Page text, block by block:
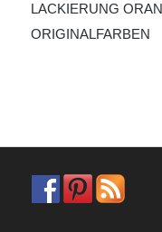
LACKIERUNG
ORIGINALFARBEN